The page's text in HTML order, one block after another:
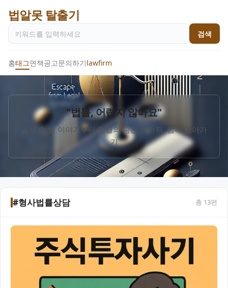
법알못 탈출기
검색
홈태그면책공고문의하기lawfirm
"법률, 어렵지 않아요"
일상 속 법 이야기부터 판결의 숨은 뜻까지, 함께 알아가
기
#형사법률상담 총 13편